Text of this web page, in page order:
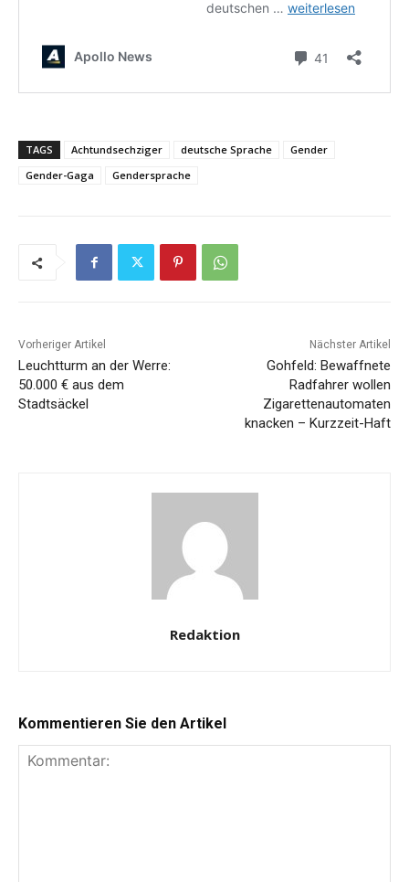
TAGS Achtundsechziger deutsche Sprache
Gender
Gender-Gaga
Gendersprache
Vorheriger Artikel
Leuchtturm an der Werre:
50.000 € aus dem
Stadtsäckel
Nächster Artikel
Gohfeld: Bewaffnete
Radfahrer wollen
Zigarettenautomaten
knacken – Kurzzeit-Haft
Redaktion
Kommentieren Sie den Artikel